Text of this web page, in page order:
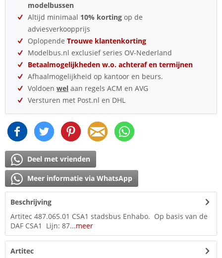
modelbussen
Altijd minimaal 10% korting op de
adviesverkoopprijs
Oplopende Trouwe klantenkorting
Modelbus.nl exclusief series OV-Nederland
Betaalmogelijkheden w.o. achteraf en termijnen
Afhaalmogelijkheid op kantoor en beurs.
Voldoen wel aan regels ACM en AVG
Versturen met Post.nl en DHL
Deel met vrienden
Meer informatie via WhatsApp
Beschrijving
Artitec 487.065.01 CSA1 stadsbus Enhabo. Op basis van de
DAF CSA1 Lijn: 87...meer
Artitec